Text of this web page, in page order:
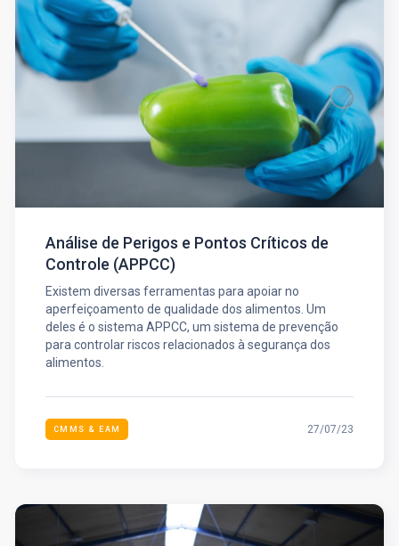
Análise de Perigos e Pontos Críticos de
Controle (APPCC)
Existem diversas ferramentas para apoiar no
aperfeiçoamento de qualidade dos alimentos. Um
deles é o sistema APPCC, um sistema de prevenção
para controlar riscos relacionados à segurança dos
alimentos.
CMMS & EAM 27/07/23